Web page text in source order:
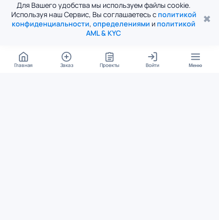
Для Вашего удобства мы используем файлы cookie.
Используя наш Сервис, Вы соглашаетесь с политикой
конфиденциальности, определениями и политикой
AML & KYC
✖
Главная Заказ Проекты Войти Меню